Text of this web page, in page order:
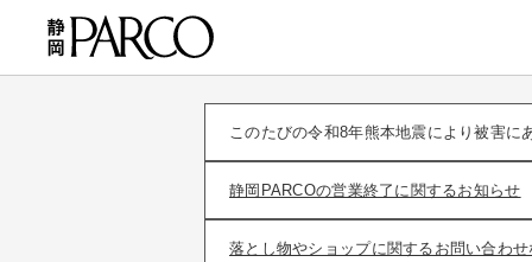
このたびの令和8年熊本地震により被害
静岡PARCOの営業終了に関するお知らせ
落とし物やショップに関するお問い合わ